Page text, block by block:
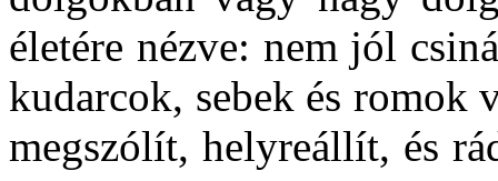
életére nézve: nem jól
kudarcok, sebek és romok
megszólít, helyreállít, és